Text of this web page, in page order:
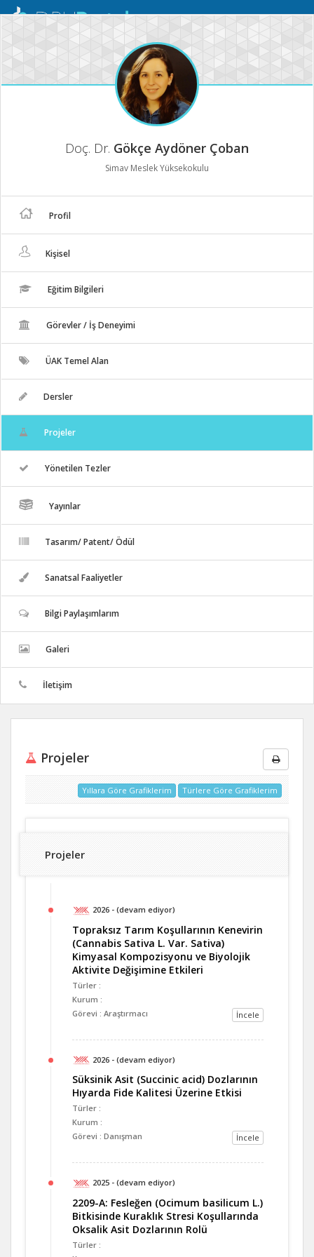
Mobil
Doç. Dr. Gökçe Aydöner Çoban
Simav Meslek Yüksekokulu
Profil
Kişisel
Eğitim Bilgileri
Görevler / İş Deneyimi
ÜAK Temel Alan
Dersler
Projeler
Yönetilen Tezler
Yayınlar
Tasarım/ Patent/ Ödül
Sanatsal Faaliyetler
Bilgi Paylaşımlarım
Galeri
İletişim
Projeler
Yıllara Göre Grafiklerim Türlere Göre Grafiklerim
Projeler
2026 - (devam ediyor)
Topraksız Tarım Koşullarının Kenevirin
(Cannabis Sativa L. Var. Sativa)
Kimyasal Kompozisyonu ve Biyolojik
Aktivite Değişimine Etkileri
Türler :
Kurum :
Görevi : Araştırmacı
İncele
2026 - (devam ediyor)
Süksinik Asit (Succinic acid) Dozlarının
Hıyarda Fide Kalitesi Üzerine Etkisi
Türler :
Kurum :
Görevi : Danışman
İncele
2025 - (devam ediyor)
2209-A: Fesleğen (Ocimum basilicum L.)
Bitkisinde Kuraklık Stresi Koşullarında
Oksalik Asit Dozlarının Rolü
Türler :